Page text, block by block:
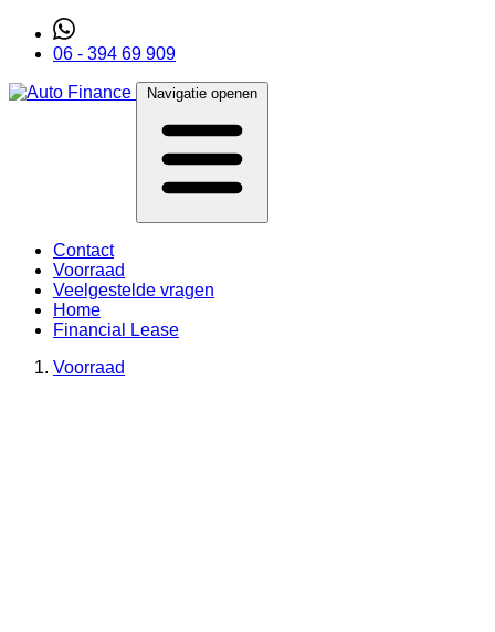
06 - 394 69 909
Navigatie openen
Contact
Voorraad
Veelgestelde vragen
Home
Financial Lease
Voorraad